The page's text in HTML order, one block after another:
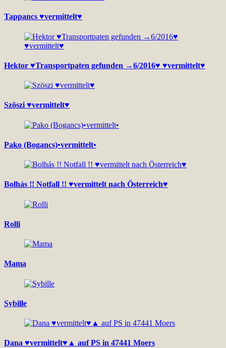
Tappancs ♥vermittelt♥
Hektor ♥Transportpaten gefunden →6/2016♥ ♥vermittelt♥
Szöszi ♥vermittelt♥
Pako (Bogancs)•vermittelt•
Bolhás !! Notfall !! ♥vermittelt nach Österreich♥
Rolli
Mama
Sybille
Dana ♥vermittelt♥▲ auf PS in 47441 Moers